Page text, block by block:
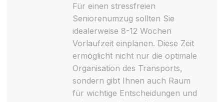
Für einen stressfreien
Seniorenumzug sollten Sie
idealerweise 8-12 Wochen
Vorlaufzeit einplanen. Diese Zeit
ermöglicht nicht nur die optimale
Organisation des Transports,
sondern gibt Ihnen auch Raum
für wichtige Entscheidungen und